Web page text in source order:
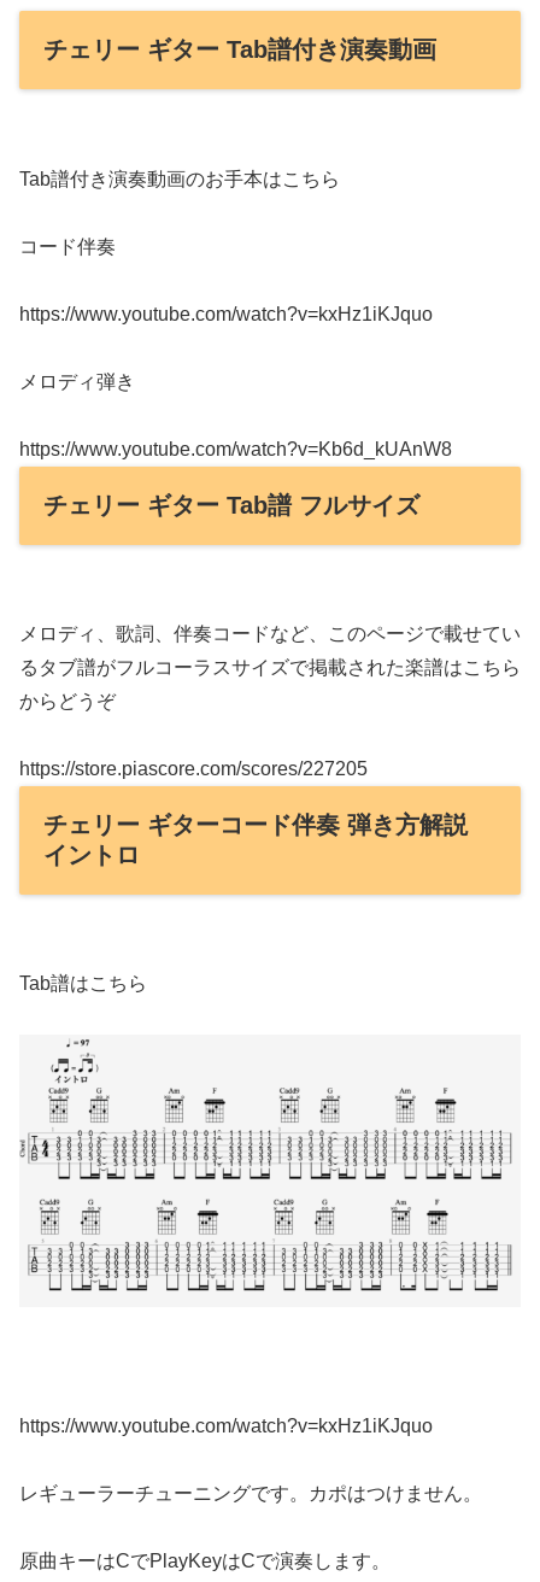
チェリー ギター Tab譜付き演奏動画
Tab譜付き演奏動画のお手本はこちら
コード伴奏
https://www.youtube.com/watch?v=kxHz1iKJquo
メロディ弾き
https://www.youtube.com/watch?v=Kb6d_kUAnW8
チェリー ギター Tab譜 フルサイズ
メロディ、歌詞、伴奏コードなど、このページで載せてい
るタブ譜がフルコーラスサイズで掲載された楽譜はこちら
からどうぞ
https://store.piascore.com/scores/227205
チェリー ギターコード伴奏 弾き方解説
イントロ
Tab譜はこちら
https://www.youtube.com/watch?v=kxHz1iKJquo
レギューラーチューニングです。カポはつけません。
原曲キーはCでPlayKeyはCで演奏します。